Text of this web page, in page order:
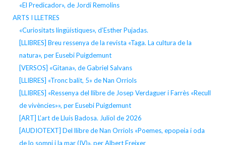
«El Predicador», de Jordi Remolins
ARTS I LLETRES
«Curiositats lingüístiques», d’Esther Pujadas.
[LLIBRES] Breu ressenya de la revista «Taga. La cultura de la
natura», per Eusebi Puigdemunt
[VERSOS] «Gitana», de Gabriel Salvans
[LLIBRES] «Tronc balit, 5» de Nan Orriols
[LLIBRES] «Ressenya del llibre de Josep Verdaguer i Farrès «Recull
de vivències»», per Eusebi Puigdemunt
[ART] L’art de Lluís Badosa. Juliol de 2026
[AUDIOTEXT] Del llibre de Nan Orriols «Poemes, epopeia i oda
de lo somni i la mar (IV)», per Albert Freixer